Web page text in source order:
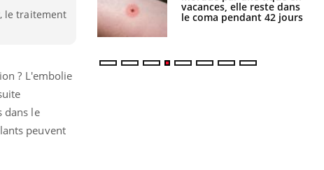
le traitement
? L'embolie
dans le
peuvent
pendant 42 jours
une nouvelle arme contre
les réactions sévères